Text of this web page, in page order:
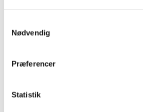
Nødvendig
Præferencer
Statistik
2010 (7)
2008 (8)
oktober (2)